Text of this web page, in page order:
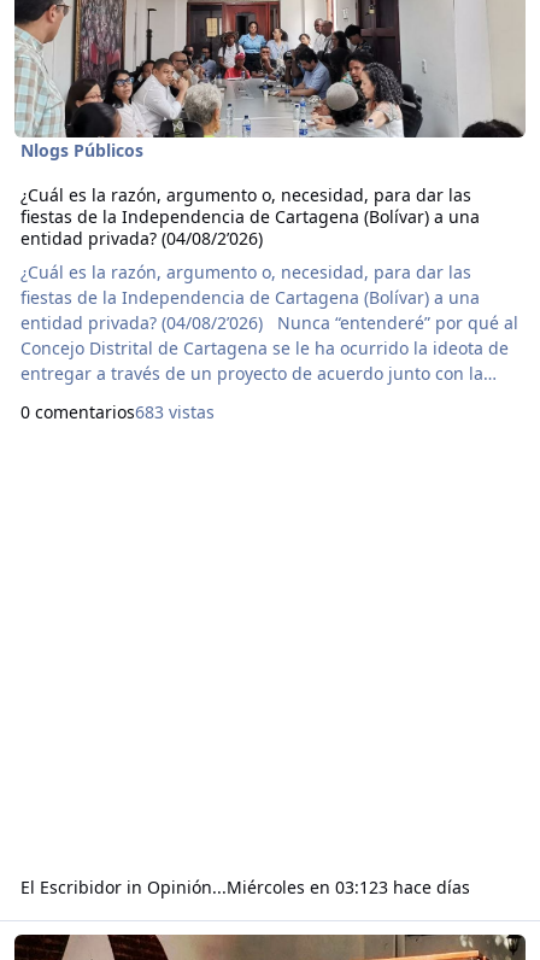
Nlogs Públicos
¿Cuál es la razón, argumento o, necesidad, para dar las
fiestas de la Independencia de Cartagena (Bolívar) a una
entidad privada? (04/08/2’026)
¿Cuál es la razón, argumento o, necesidad, para dar las
fiestas de la Independencia de Cartagena (Bolívar) a una
entidad privada? (04/08/2’026) Nunca “entenderé” por qué al
Concejo Distrital de Cartagena se le ha ocurrido la ideota de
entregar a través de un proyecto de acuerdo junto con la
Independencia. Sencilla y llanamente porque no existe una
0 comentarios683 vistas
El Escribidorin Opinión...Miércoles en 03:123 hace días
Read more about Visitando a la serenísima Gran Logia Masónica